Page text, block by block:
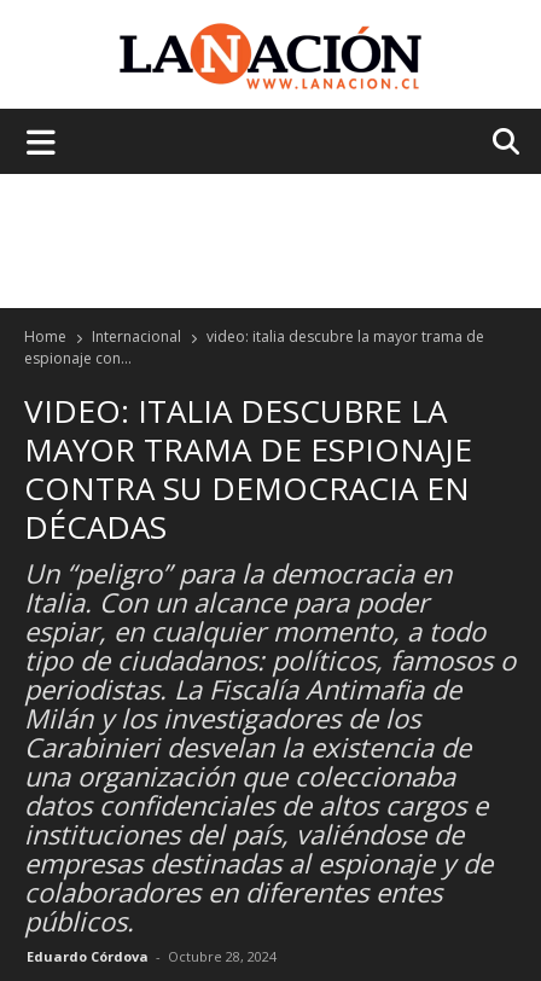
Home Internacional
video: italia descubre la mayor trama de
espionaje con...
VIDEO: ITALIA DESCUBRE LA
MAYOR TRAMA DE ESPIONAJE
CONTRA SU DEMOCRACIA EN
DÉCADAS
Un “peligro” para la democracia en
Italia. Con un alcance para poder
espiar, en cualquier momento, a todo
tipo de ciudadanos: políticos, famosos o
periodistas. La Fiscalía Antimafia de
Milán y los investigadores de los
Carabinieri desvelan la existencia de
una organización que coleccionaba
datos confidenciales de altos cargos e
instituciones del país, valiéndose de
empresas destinadas al espionaje y de
colaboradores en diferentes entes
públicos.
Eduardo Córdova - Octubre 28, 2024